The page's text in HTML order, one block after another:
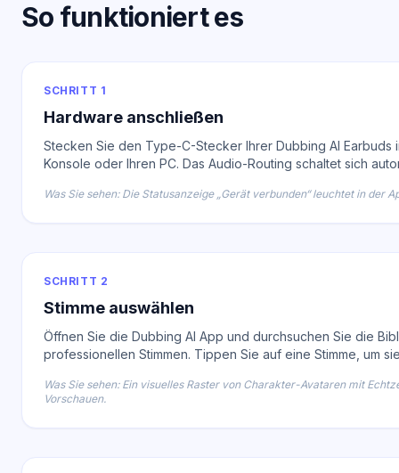
So funktioniert es
SCHRITT 1
Hardware anschließen
Stecken Sie den Type-C-Stecker Ihrer Dubbing AI Earbuds
Konsole oder Ihren PC. Das Audio-Routing schaltet sich
Was Sie sehen: Die Statusanzeige „Gerät verbunden“ leuchtet in der
SCHRITT 2
Stimme auswählen
Öffnen Sie die Dubbing AI App und durchsuchen Sie die
professionellen Stimmen. Tippen Sie auf eine Stimme, um
Was Sie sehen: Ein visuelles Raster von Charakter-Avataren mit
Vorschauen.